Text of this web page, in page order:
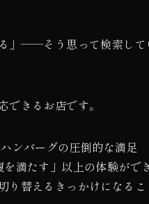
る」——そう思って検索し
きるお店です。
ンバーグの圧倒的な満足
満たす」以上の体験がで
り替えるきっかけになる